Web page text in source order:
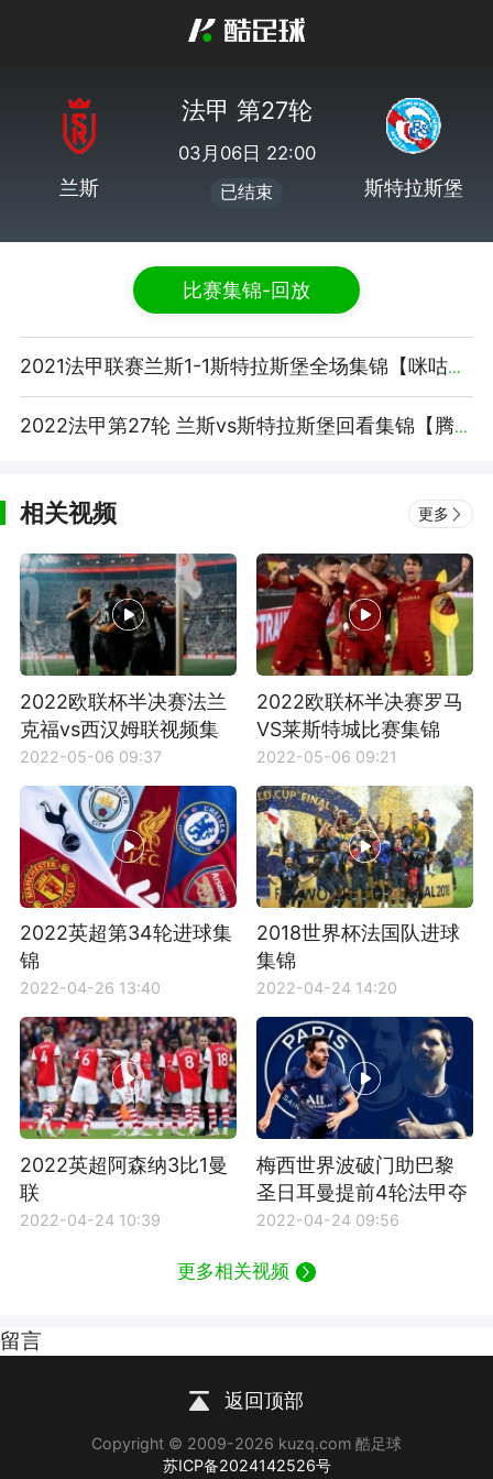
兰斯
法甲 第27轮
03月06日 22:00
已结束 斯特拉斯堡
比赛集锦-回放
2021法甲联赛兰斯1-1斯特拉斯堡全场集锦【咪咕视频】
2022法甲第27轮 兰斯vs斯特拉斯堡回看集锦【腾讯视频】
相关视频 更多
2022欧联杯半决赛法兰
克福vs西汉姆联视频集
锦
2022-05-06 09:37
2022欧联杯半决赛罗马
VS莱斯特城比赛集锦
2022-05-06 09:21
2022英超第34轮进球集
锦
2022-04-26 13:40
2018世界杯法国队进球
集锦
2022-04-24 14:20
2022英超阿森纳3比1曼
联
2022-04-24 10:39
梅西世界波破门助巴黎
圣日耳曼提前4轮法甲夺
冠
2022-04-24 09:56
更多相关视频
留言
返回顶部
Copyright © 2009-2026 kuzq.com 酷足球
苏ICP备2024142526号